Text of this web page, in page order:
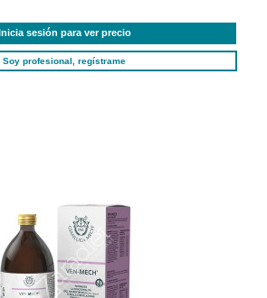
Inicia sesión para ver precio
Soy profesional, regístrame